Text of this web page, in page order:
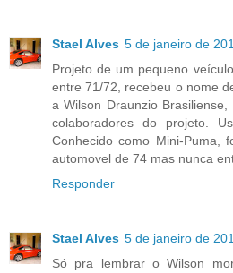
Stael Alves 5 de janeiro de
Projeto de um pequeno
entre 71/72, recebeu o nome
a Wilson Draunzio
colaboradores do projeto.
Conhecido como Mini-Puma,
automovel de 74 mas nunca
Responder
Stael Alves 5 de janeiro de
Só pra lembrar o Wilson